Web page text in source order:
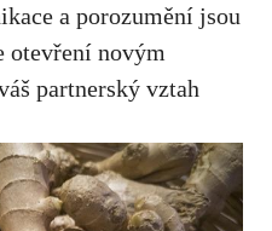
a porozumění jsou
otevření novým
partnerský vztah